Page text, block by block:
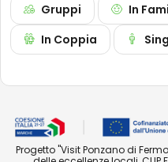
Gruppi
In
In Coppia
Progetto "Visit Ponzano di